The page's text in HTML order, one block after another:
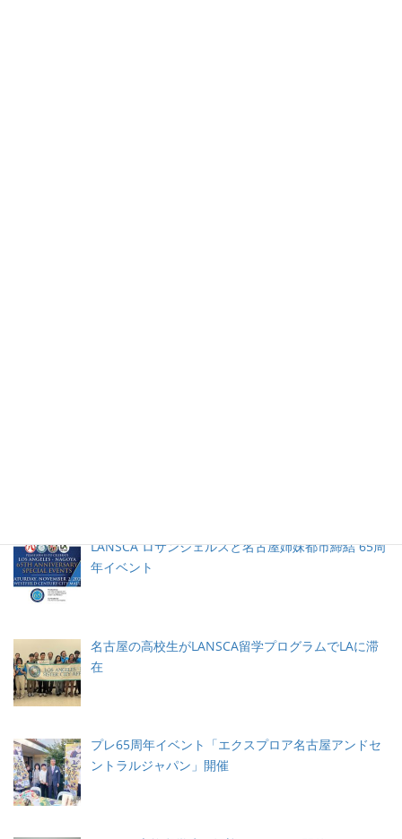
LANSCA ロサンジェルスと名古屋姉妹都市締結 65周
年イベント
名古屋の高校生がLANSCA留学プログラムでLAに滞
在
プレ65周年イベント「エクスプロア名古屋アンドセ
ントラルジャパン」開催